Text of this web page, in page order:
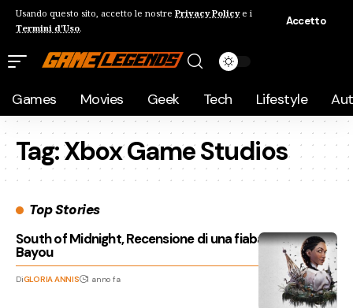
Usando questo sito, accetto le nostre Privacy Policye i
Termini d'Uso.
Accetto
Games Movies Geek Tech Lifestyle
Tag:Xbox Game Studios
Top Stories
South of Midnight, Recensione di una fiaba “dark” nel
Bayou
DiGLORIA ANNIS 1 anno fa